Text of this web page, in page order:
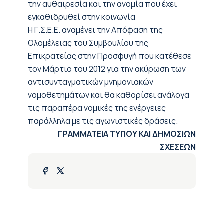
την αυθαιρεσία και την ανομία που έχει
εγκαθιδρυθεί στην κοινωνία
Η Γ.Σ.Ε.Ε. αναμένει την Απόφαση της
Ολομέλειας του Συμβουλίου της
Επικρατείας στην Προσφυγή που κατέθεσε
τον Μάρτιο του 2012 για την ακύρωση των
αντισυνταγματικών μνημονιακών
νομοθετημάτων και θα καθορίσει ανάλογα
τις παραπέρα νομικές της ενέργειες
παράλληλα με τις αγωνιστικές δράσεις.
ΓΡΑΜΜΑΤΕΙΑ ΤΥΠΟΥ ΚΑΙ ΔΗΜΟΣΙΩΝ
ΣΧΕΣΕΩΝ